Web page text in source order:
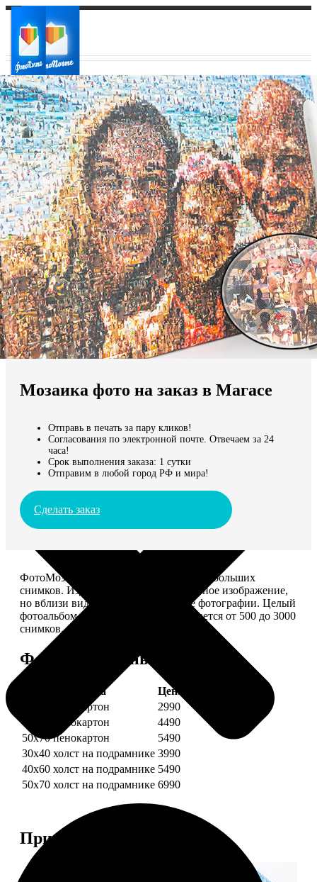
Ваш город:
Ваш регион доставки
Выберите из списка:
Мы доставляем по всему миру
Продолжить без города
Мозаика фото на заказ в Магасе
Отправь в печать за пару кликов!
Согласования по электронной почте. Отвечаем за 24
часа!
Срок выполнения заказа: 1 сутки
Отправим в любой город РФ и мира!
Сделать заказ
ФотоМозаика – это картина из сотен небольших
снимков. Издалека смотрится как единое изображение,
но вблизи видно, что это отдельные фотографии. Целый
фотоальбом в одной картине: помещается от 500 до 3000
снимков.
Форматы и цены
Услуга
Цена, руб.
30х40 пенокартон
2990
40х60 пенокартон
4490
50х70 пенокартон
5490
30х40 холст на подрамнике 3990
40х60 холст на подрамнике 5490
50х70 холст на подрамнике 6990
Примеры работ